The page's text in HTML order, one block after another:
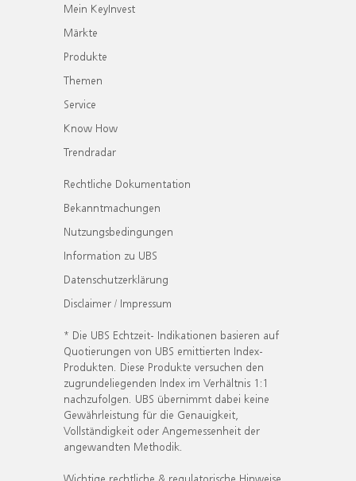
Mein KeyInvest
Märkte
Produkte
Themen
Service
Know How
Trendradar
Rechtliche Dokumentation
Bekanntmachungen
Nutzungsbedingungen
Information zu UBS
Datenschutzerklärung
Disclaimer / Impressum
* Die UBS Echtzeit- Indikationen basieren auf
Quotierungen von UBS emittierten Index-
Produkten. Diese Produkte versuchen den
zugrundeliegenden Index im Verhältnis 1:1
nachzufolgen. UBS übernimmt dabei keine
Gewährleistung für die Genauigkeit,
Vollständigkeit oder Angemessenheit der
angewandten Methodik.